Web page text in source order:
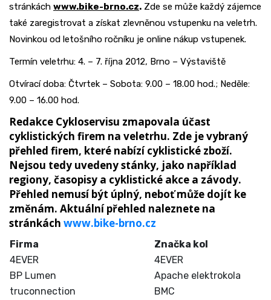
stránkách www.bike-brno.cz. Zde se může každý zájemce
také zaregistrovat a získat zlevněnou vstupenku na veletrh.
Novinkou od letošního ročníku je online nákup vstupenek.
Termín veletrhu: 4. – 7. října 2012, Brno – Výstaviště
Otvírací doba: Čtvrtek – Sobota: 9.00 – 18.00 hod.; Neděle:
9.00 – 16.00 hod.
Redakce Cykloservisu zmapovala účast
cyklistických firem na veletrhu. Zde je vybraný
přehled firem, které nabízí cyklistické zboží.
Nejsou tedy uvedeny stánky, jako například
regiony, časopisy a cyklistické akce a závody.
Přehled nemusí být úplný, neboť může dojít ke
změnám. Aktuální přehled naleznete na
stránkách www.bike-brno.cz
Firma
Značka kol
4EVER
4EVER
BP Lumen
Apache elektrokola
truconnection
BMC